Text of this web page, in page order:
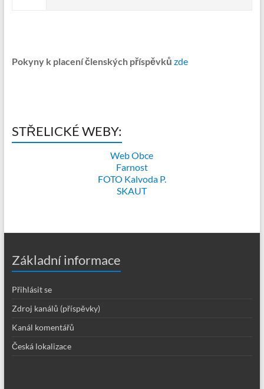
Pokyny k placení členských příspěvků zde
STŘELICKÉ WEBY:
Web Obce
Farnost
FOTO Kalvoda P.
SKAUT
Základní informace
Přihlásit se
Zdroj kanálů (příspěvky)
Kanál komentářů
Česká lokalizace